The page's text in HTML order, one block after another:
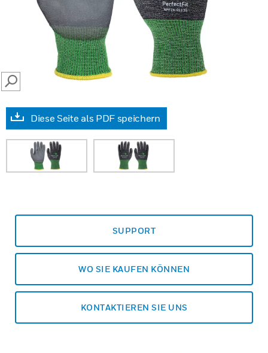
SEARCH
Diese Seite als PDF speichern
SUPPORT
WO SIE KAUFEN KÖNNEN
KONTAKTIEREN SIE UNS